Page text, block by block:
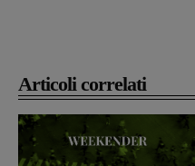
Articoli correlati